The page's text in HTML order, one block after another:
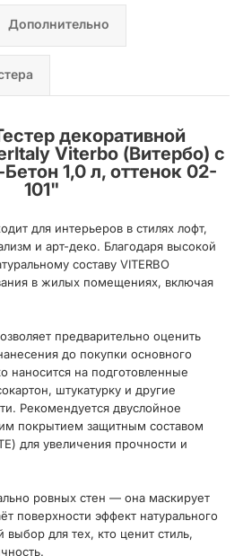
Дополнительно
декоративной
Viterbo (Витербо) с
1,0 л, оттенок 02-
101"
для интерьеров в стилях лофт,
и арт-деко. Благодаря высокой
составу VITERBO
в жилых помещениях, включая
предварительно оценить
до покупки основного
наносится на подготовленные
штукатурку и другие
Рекомендуется двуслойное
покрытием защитным составом
для увеличения прочности и
ровных стен — она маскирует
поверхности эффект натурального
для тех, кто ценит стиль,